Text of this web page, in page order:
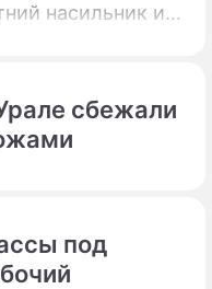
насильник и
его и намерен
сбежали
под